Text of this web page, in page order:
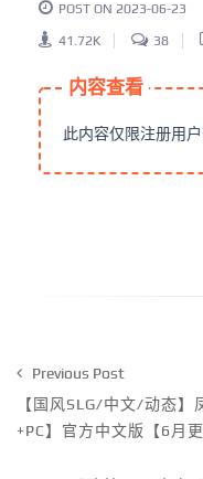
POST ON 2023-06-23
41.72K 38
内容查看
此内容仅限注册用
Previous Post
【国风SLG/中文/动态
+PC】官方中文版【6月